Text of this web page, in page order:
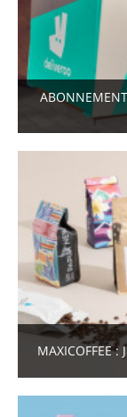
MAXICOFFEE :